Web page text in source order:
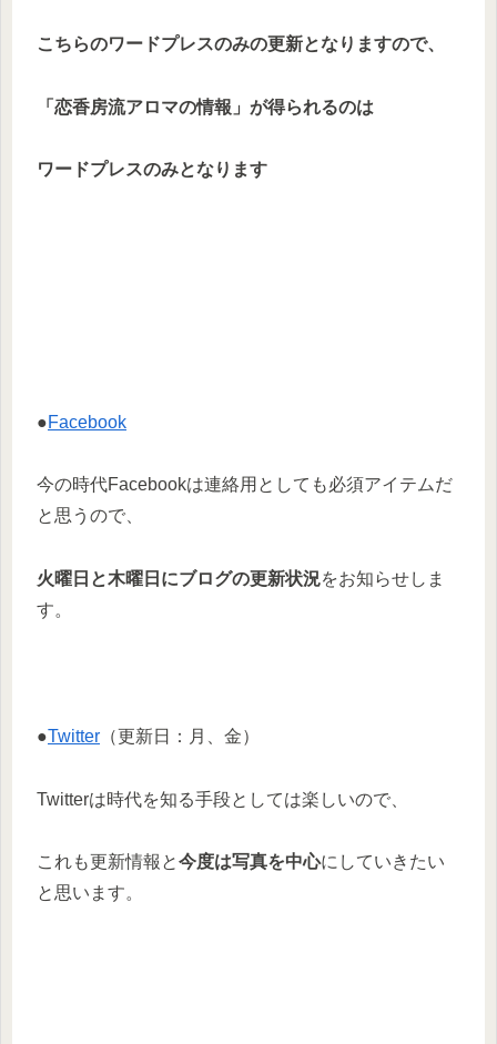
こちらのワードプレスのみの更新となりますので、
「恋香房流アロマの情報」が得られるのは
ワードプレスのみとなります
●Facebook
今の時代Facebookは連絡用としても必須アイテムだ
と思うので、
火曜日と木曜日にブログの更新状況をお知らせしま
す。
●Twitter （更新日：月、金）
Twitterは時代を知る手段としては楽しいので、
これも更新情報と今度は写真を中心にしていきたい
と思います。